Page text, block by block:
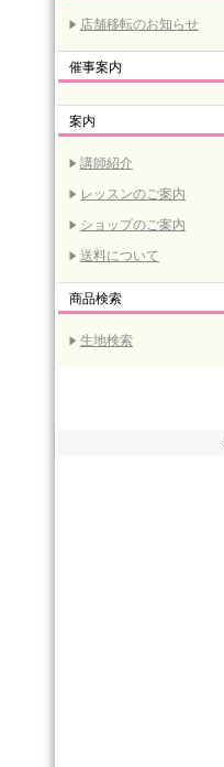
店舗移転のお知らせ
催事案内
案内
講師紹介
レッスンのご案内
ショップのご案内
送料について
商品検索
生地検索